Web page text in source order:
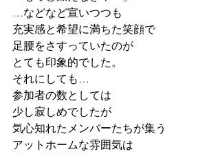
…などなど宣いつつも
充実感と希望に満ちた笑顔で
足腰をさすっていたのが
とても印象的でした。
それにしても…
参加者の数としては
少し寂しめでしたが
気心知れたメンバーたちが集う
アットホームな雰囲気は